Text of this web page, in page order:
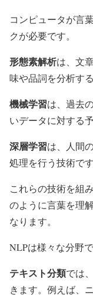
コンピュータが言
クが必要です。
形態素解析は、文
味や品詞を分析す
機械学習は、過去
いデータに対する
深層学習は、人間
処理を行う技術です
これらの技術を組
のように言葉を理
なります。
NLPは様々な分野
テキスト分類では
きます。例えば、